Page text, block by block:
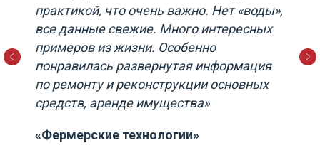
практикой, что очень важно. Нет «воды»,
все данные свежие. Много интересных
примеров из жизни. Особенно
понравилась развернутая информация
по ремонту и реконструкции основных
средств, аренде имущества»
«Фермерские технологии»